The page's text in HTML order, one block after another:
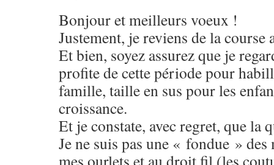
Bonjour et meilleurs voeux !
Justement, je reviens de la course
Et bien, soyez assurez que je
profite de cette période pour
famille, taille en sus pour les
croissance.
Et je constate, avec regret, que la
Je ne suis pas une « fondue »
mes ourlets et au droit fil (les